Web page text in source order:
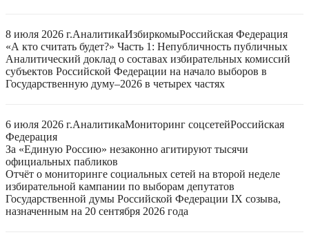
8 июля 2026 г.АналитикаИзбиркомыРоссийская Федерация
«А кто считать будет?» Часть 1: Непубличность публичных
Аналитический доклад о составах избирательных комиссий
субъектов Российской Федерации на начало выборов в
Государственную думу–2026 в четырех частях
6 июля 2026 г.АналитикаМониторинг соцсетейРоссийская
Федерация
За «Единую Россию» незаконно агитируют тысячи
официальных пабликов
Отчёт о мониторинге социальных сетей на второй неделе
избирательной кампании по выборам депутатов
Государственной думы Российской Федерации IX созыва,
назначенным на 20 сентября 2026 года